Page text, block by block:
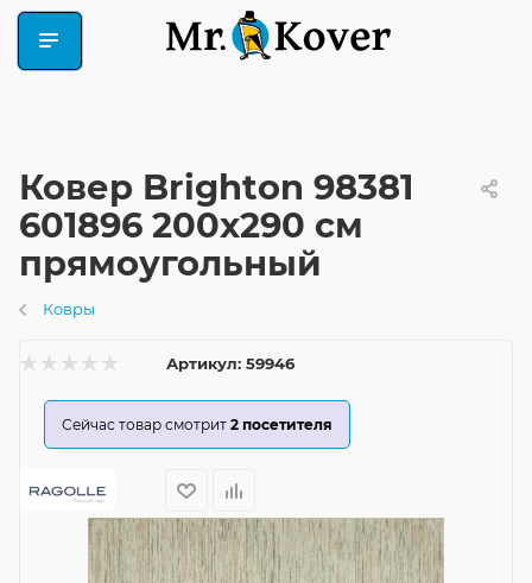
Ковер Brighton 98381
601896 200x290 см
прямоугольный
Ковры
Артикул: 59946
Сейчас товар смотрит 2 посетителя